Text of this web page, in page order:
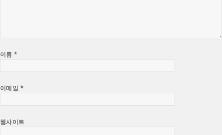
이름*
이메일 *
웹사이트